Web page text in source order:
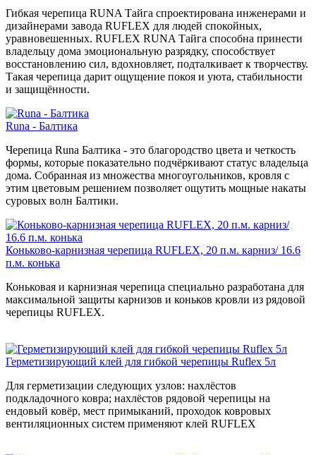
Гибкая черепица RUNA Тайга спроектирована инженерами и
дизайнерами завода RUFLEX для людей спокойных,
уравновешенных. RUFLEX RUNA Тайга способна принести
владельцу дома эмоциональную разрядку, способствует
восстановлению сил, вдохновляет, подталкивает к творчеству.
Такая черепица дарит ощущение покоя и уюта, стабильности
и защищённости.
Runa - Балтика
Черепица Runa Балтика - это благородство цвета и четкость
формы, которые показательно подчёркивают статус владельца
дома. Собранная из множества многоугольников, кровля с
этим цветовым решением позволяет ощутить мощные накаты
суровых волн Балтики.
Коньково-карнизная черепица RUFLEX, 20 п.м. карниз/ 16.6
п.м. конька
Коньковая и карнизная черепица специально разработана для
максимальной защиты карнизов и коньков кровли из рядовой
черепицы RUFLEX.
Герметизирующий клей для гибкой черепицы Ruflex 5л
Для герметизации следующих узлов: нахлёстов
подкладочного ковра; нахлёстов рядовой черепицы на
ендовый ковёр, мест примыканий, проходок ковровых
вентиляционных систем применяют клей RUFLEX